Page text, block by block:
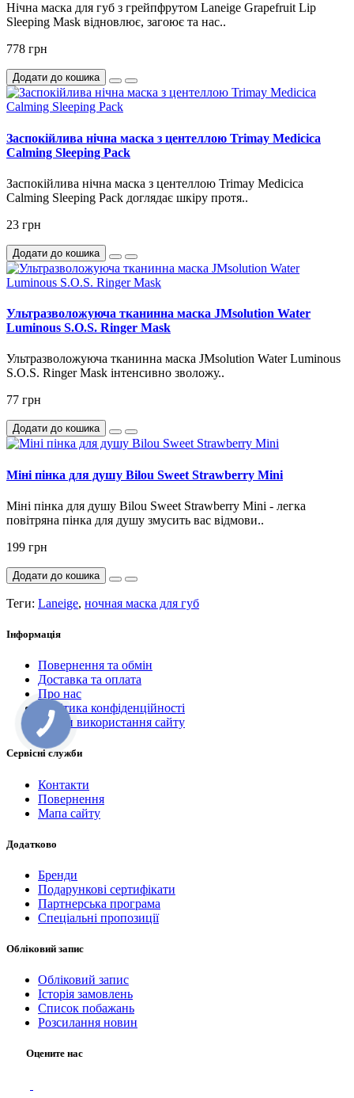
Нічна маска для губ з грейпфрутом Laneige Grapefruit Lip
Sleeping Mask відновлює, загоює та нас..
778 грн
Додати до кошика
Заспокійлива нічна маска з центеллою Trimay Medicica
Calming Sleeping Pack
Заспокійлива нічна маска з центеллою Trimay Medicica
Calming Sleeping Pack доглядає шкіру протя..
23 грн
Додати до кошика
Ультразволожуюча тканинна маска JMsolution Water
Luminous S.O.S. Ringer Mask
Ультразволожуюча тканинна маска JMsolution Water Luminous
S.O.S. Ringer Mask інтенсивно зволожу..
77 грн
Додати до кошика
Міні пінка для душу Bilou Sweet Strawberry Mini
Міні пінка для душу Bilou Sweet Strawberry Mini - легка
повітряна пінка для душу змусить вас відмови..
199 грн
Додати до кошика
Теги: Laneige, ночная маска для губ
Інформація
Повернення та обмін
Доставка та оплата
Про нас
Політика конфіденційності
Умови використання сайту
Сервісні служби
Контакти
Повернення
Мапа сайту
Додатково
Бренди
Подарункові сертифікати
Партнерська програма
Спеціальні пропозиції
Обліковий запис
Обліковий запис
Історія замовлень
Список побажань
Розсилання новин
Оцените нас